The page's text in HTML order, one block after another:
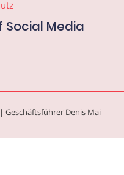
Social Media
Denis Mai